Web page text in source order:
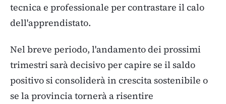
tecnica e professionale per contrastare il calo
dell'apprendistato.
Nel breve periodo, l'andamento dei prossimi
trimestri sarà decisivo per capire se il saldo
positivo si consoliderà in crescita sostenibile o
se la provincia tornerà a risentire